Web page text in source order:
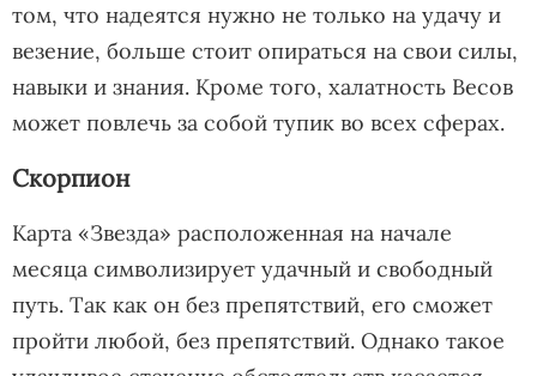
том, что надеятся нужно не только на удачу и
везение, больше стоит опираться на свои силы,
навыки и знания. Кроме того, халатность Весов
может повлечь за собой тупик во всех сферах.
Скорпион
Карта «Звезда» расположенная на начале
месяца символизирует удачный и свободный
путь. Так как он без препятствий, его сможет
пройти любой, без препятствий. Однако такое